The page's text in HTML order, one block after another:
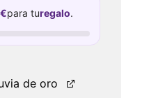
€para turegalo.
de oro